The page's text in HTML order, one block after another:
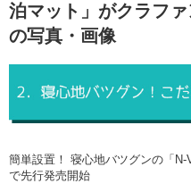
カーオーディオニュース
その他
カスタマイズニュース
カーグッズ特集記事
カーグッズニュース
自動車
スクープ
泊マット」がクラフ
の写真・画像
簡単設置！ 寝心地バツグンの「
で先行発売開始